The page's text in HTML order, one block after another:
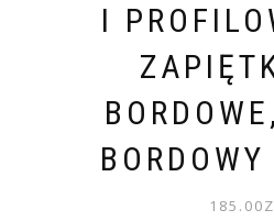
I
185.00